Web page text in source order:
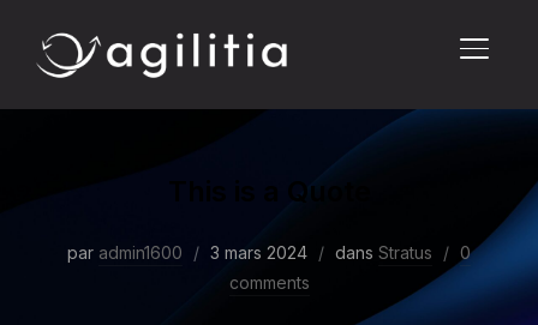
This is a Quote
par admin1600 3 mars 2024 dans Stratus
0
comments